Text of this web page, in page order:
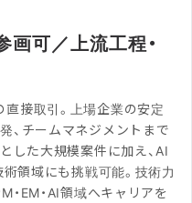
画可／上流工程・
接取引。上場企業の安定
、チームマネジメントまで
した大規模案件に加え、AI
領域にも挑戦可能。技術力
・EM・AI領域へキャリアを